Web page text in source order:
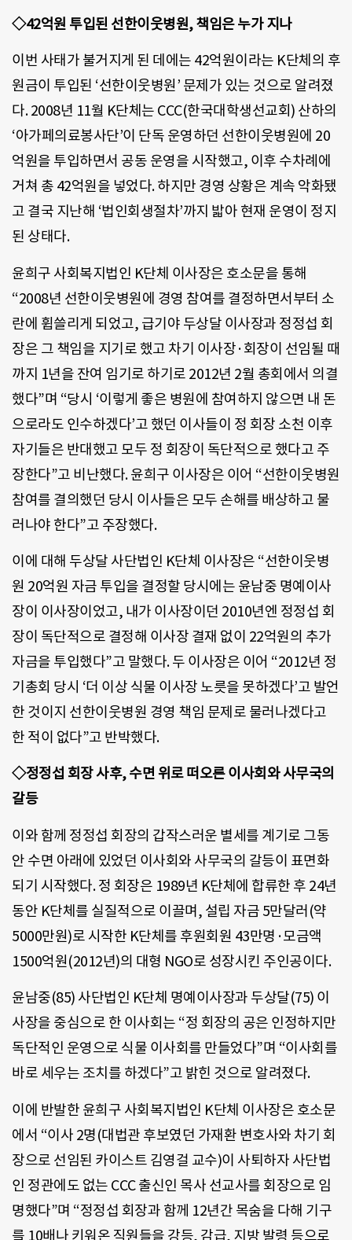
◇42억원 투입된 선한이웃병원, 책임은 누가 지나
이번 사태가 불거지게 된 데에는 42억원이라는 K단체의 후
원금이 투입된 ‘선한이웃병원’ 문제가 있는 것으로 알려졌
다. 2008년 11월 K단체는 CCC(한국대학생선교회) 산하의
‘아가페의료봉사단’이 단독 운영하던 선한이웃병원에 20
억원을 투입하면서 공동 운영을 시작했고, 이후 수차례에
거쳐 총 42억원을 넣었다. 하지만 경영 상황은 계속 악화됐
고 결국 지난해 ‘법인회생절차’까지 밟아 현재 운영이 정지
된 상태다.
윤희구 사회복지법인 K단체 이사장은 호소문을 통해
“2008년 선한이웃병원에 경영 참여를 결정하면서부터 소
란에 휩쓸리게 되었고, 급기야 두상달 이사장과 정정섭 회
장은 그 책임을 지기로 했고 차기 이사장·회장이 선임될 때
까지 1년을 잔여 임기로 하기로 2012년 2월 총회에서 의결
했다”며 “당시 ‘이렇게 좋은 병원에 참여하지 않으면 내 돈
으로라도 인수하겠다’고 했던 이사들이 정 회장 소천 이후
자기들은 반대했고 모두 정 회장이 독단적으로 했다고 주
장한다”고 비난했다. 윤희구 이사장은 이어 “선한이웃병원
참여를 결의했던 당시 이사들은 모두 손해를 배상하고 물
러나야 한다”고 주장했다.
이에 대해 두상달 사단법인 K단체 이사장은 “선한이웃병
원 20억원 자금 투입을 결정할 당시에는 윤남중 명예이사
장이 이사장이었고, 내가 이사장이던 2010년엔 정정섭 회
장이 독단적으로 결정해 이사장 결재 없이 22억원의 추가
자금을 투입했다”고 말했다. 두 이사장은 이어 “2012년 정
기총회 당시 ‘더 이상 식물 이사장 노릇을 못하겠다’고 발언
한 것이지 선한이웃병원 경영 책임 문제로 물러나겠다고
한 적이 없다”고 반박했다.
◇정정섭 회장 사후, 수면 위로 떠오른 이사회와 사무국의
갈등
이와 함께 정정섭 회장의 갑작스러운 별세를 계기로 그동
안 수면 아래에 있었던 이사회와 사무국의 갈등이 표면화
되기 시작했다. 정 회장은 1989년 K단체에 합류한 후 24년
동안 K단체를 실질적으로 이끌며, 설립 자금 5만달러(약
5000만원)로 시작한 K단체를 후원회원 43만명·모금액
1500억원(2012년)의 대형 NGO로 성장시킨 주인공이다.
윤남중(85) 사단법인 K단체 명예이사장과 두상달(75) 이
사장을 중심으로 한 이사회는 “정 회장의 공은 인정하지만
독단적인 운영으로 식물 이사회를 만들었다”며 “이사회를
바로 세우는 조치를 하겠다”고 밝힌 것으로 알려졌다.
이에 반발한 윤희구 사회복지법인 K단체 이사장은 호소문
에서 “이사 2명(대법관 후보였던 가재환 변호사와 차기 회
장으로 선임된 카이스트 김영걸 교수)이 사퇴하자 사단법
인 정관에도 없는 CCC 출신인 목사 선교사를 회장으로 임
명했다”며 “정정섭 회장과 함께 12년간 목숨을 다해 기구
를 10배나 키워온 직원들을 강등, 감급, 지방 발령 등으로